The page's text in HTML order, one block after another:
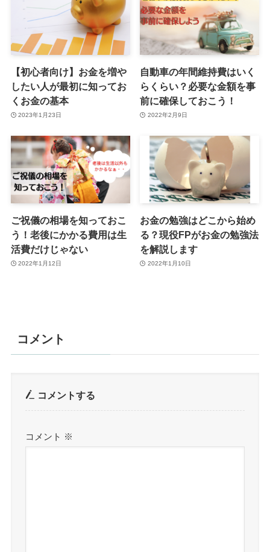
【初心者向け】お金を増や
したい人が最初に知ってお
くお金の基本
2023年1月23日
自動車の年間維持費はいく
らくらい？必要な金額を事
前に確保しておこう！
2022年2月9日
ご祝儀の相場を知っておこ
う！老後にかかる費用は生
活費だけじゃない
2022年1月12日
お金の勉強はどこから始め
る？現役FPがお金の勉強法
を解説します
2022年1月10日
コメント
コメントする
コメント ※